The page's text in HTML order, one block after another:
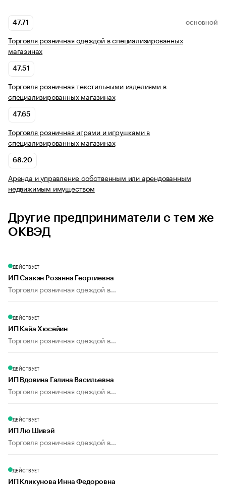
47.71 ОСНОВНОЙ
Торговля розничная одеждой в специализированных
магазинах
47.51
Торговля розничная текстильными изделиями в
специализированных магазинах
47.65
Торговля розничная играми и игрушками в
специализированных магазинах
68.20
Аренда и управление собственным или арендованным
недвижимым имуществом
Другие предприниматели с тем же
ОКВЭД
ДЕЙСТВУЕТ
ИП Саакян Розанна Георгиевна
Торговля розничная одеждой в...
ДЕЙСТВУЕТ
ИП Кайа Хюсейин
Торговля розничная одеждой в...
ДЕЙСТВУЕТ
ИП Вдовина Галина Васильевна
Торговля розничная одеждой в...
ДЕЙСТВУЕТ
ИП Лю Шивэй
Торговля розничная одеждой в...
ДЕЙСТВУЕТ
ИП Кликунова Инна Федоровна